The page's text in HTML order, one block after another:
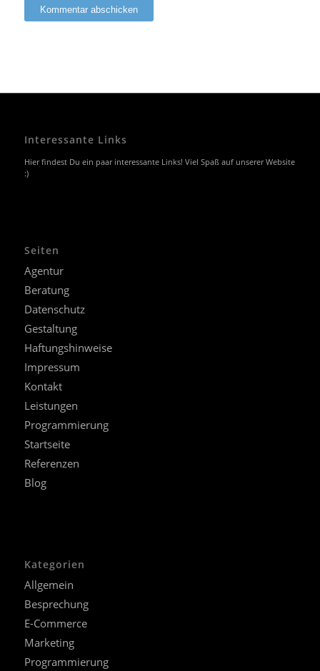
Interessante Links
Hier findest Du ein paar interessante Links! Viel Spaß auf unserer Website
:)
Seiten
Agentur
Beratung
Datenschutz
Gestaltung
Haftungshinweise
Impressum
Kontakt
Leistungen
Programmierung
Startseite
Referenzen
Blog
Kategorien
Allgemein
Besprechung
E-Commerce
Marketing
Programmierung